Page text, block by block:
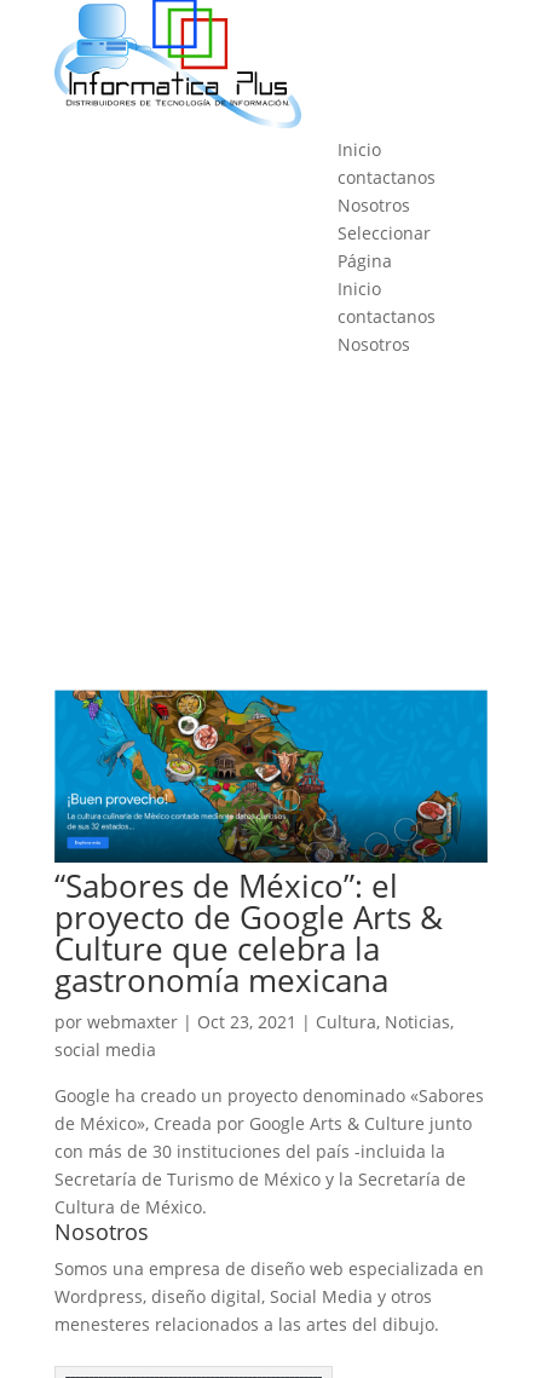
Inicio
contactanos
Nosotros
Seleccionar
Página
Inicio
contactanos
Nosotros
“Sabores de México”: el
proyecto de Google Arts &
Culture que celebra la
gastronomía mexicana
por webmaxter| Oct 23, 2021 | Cultura, Noticias,
social media
Google ha creado un proyecto denominado «Sabores
de México», Creada por Google Arts & Culture junto
con más de 30 instituciones del país -incluida la
Secretaría de Turismo de México y la Secretaría de
Cultura de México.
Nosotros
Somos una empresa de diseño web especializada en
Wordpress, diseño digital, Social Media y otros
menesteres relacionados a las artes del dibujo.